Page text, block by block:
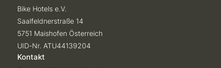
Bike Hotels e.V.
Saalfeldnerstraße 14
5751 Maishofen Österreich
UID-Nr. ATU44139204
Kontakt